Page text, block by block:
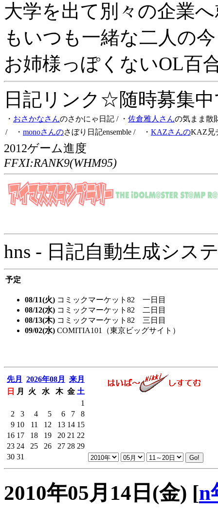
大学を出て別々の企業
もいつも一緒な二人の
お姉様っぽくないOL百
日記リンク☆随時募集
・ おさかなさんのさかにゃ日記 / ・ 佐倉雅人さんの気まま散
/ ・ monoさんのさぼり日記ensemble / ・ KAZさんのKAZ兄
2012ゲーム進度
FFXI:RANK9(WHM95)
hns - 日記自動生成シス
予定
08/11(火) コミックマーケット82 一日目
08/12(水) コミックマーケット82 二日目
08/13(木) コミックマーケット82 三日目
09/02(水) COMITIA101（東京ビッグサイト）
先月 2026年08月
来月
日
月 火 水 木 金 土
1
2
3 4 5 6 7
8
9 10 11 12 13 14 15
16 17 18 19 20 21 22
23 24 25 26 27 28 29
30 31
2010年05月14日(金) [n